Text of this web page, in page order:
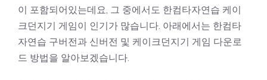
이 포함되어있는데요, 그 중에서도 한컴타자연습 케이
크던지기 게임이 인기가 많습니다. 아래에서는 한컴타
자연습 구버전과 신버전 및 케이크던지기 게임 다운로
드 방법을 알아보겠습니다.